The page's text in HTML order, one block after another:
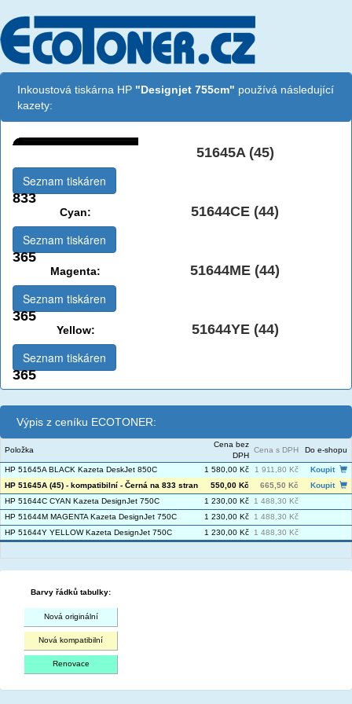
Inkoustová tiskárna HP "Designjet 755cm" používá následující
kazety:
51645A (45)
833
Seznam tiskáren
Cyan: 51644CE (44)
365
Seznam tiskáren
Magenta: 51644ME (44)
365
Seznam tiskáren
Yellow: 51644YE (44)
365
Seznam tiskáren
Výpis z ceníku ECOTONER:
Položka
Cena bez
DPH
Cena s DPH Do e-shopu
HP 51645A BLACK Kazeta DeskJet 850C 1 580,00 Kč 1 911,80 Kč
Koupit
HP 51645A (45) - kompatibilní - Černá na 833 stran
550,00 Kč 665,50 Kč
Koupit
HP 51644C CYAN Kazeta DesignJet 750C
1 230,00 Kč
1 488,30 Kč
HP 51644M MAGENTA Kazeta DesignJet 750C
1 230,00 Kč
1 488,30 Kč
HP 51644Y YELLOW Kazeta DesignJet 750C
1 230,00 Kč 1 488,30 Kč
Barvy řádků tabulky:
Nová originální
Nová kompatibilní
Renovace